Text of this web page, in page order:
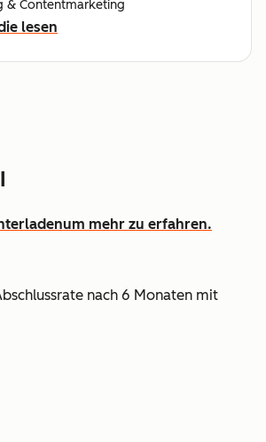
& Contentmarketing
lesen
um mehr zu erfahren.
nach 6 Monaten mit